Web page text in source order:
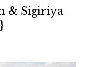
& Sigiriya